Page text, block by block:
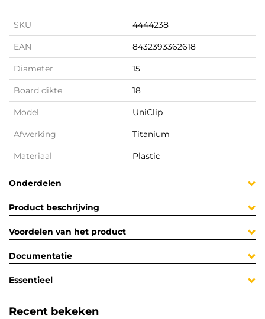
SKU 4444238
EAN 8432393362618
Diameter 15
Board dikte 18
Model UniClip
Afwerking Titanium
Materiaal Plastic
Onderdelen
Product beschrijving
Voordelen van het product
Documentatie
Essentieel
Recent bekeken